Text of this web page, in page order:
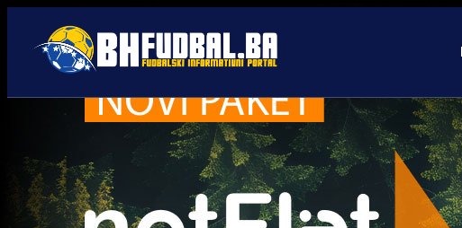
Luka Kulenović
Trenutno nema novosti za navedeni tag.
Najčitanije Najnovije